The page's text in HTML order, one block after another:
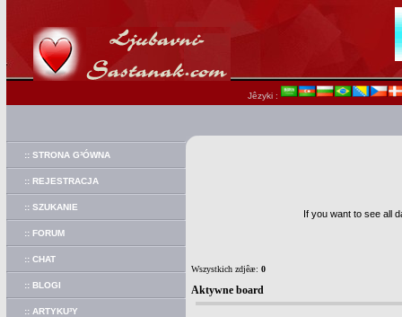
Jêzyki :
:: STRONA G³ÓWNA
:: REJESTRACJA
:: SZUKANIE
:: FORUM
:: CHAT
:: BLOGI
:: ARTYKU³Y
If you want to see all
Wszystkich zdjêæ: 0
Aktywne board